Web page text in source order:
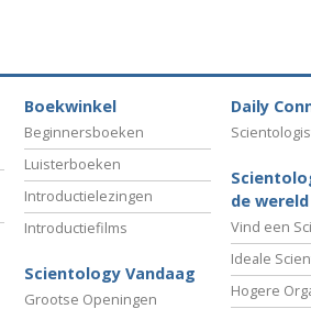
Boekwinkel
Beginnersboeken
Luisterboeken
Introductielezingen
Introductiefilms
Scientology Vandaag
Grootse Openingen
Daily
de wereld
Vind een
Ideale
Hogere